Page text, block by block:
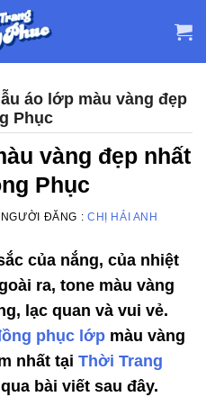
áo lớp màu vàng đẹp
Phục
vàng đẹp nhất
Phục
NGƯỜI ĐĂNG : CHỊ HẢI ANH
của nắng, của nhiệt
ra, tone màu vàng
lạc quan và vui vẻ.
phục lớp màu vàng
nhất tại Thời Trang
bài viết sau đây.